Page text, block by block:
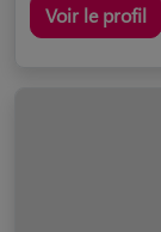
Voir le profil